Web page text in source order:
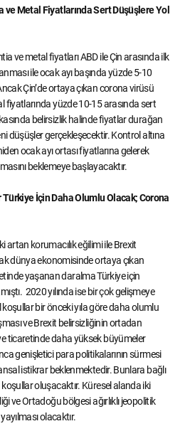
Metal Fiyatlarında Sert Düşüşlere Yol
ve metal fiyatları ABD ile Çin arasında ilk
ile ocak ayı başında yüzde 5-10
Çin’de ortaya çıkan corona virüsü
fiyatlarında yüzde 10-15 arasında sert
belirsizlik halinde fiyatlar durağan
düşüşler gerçekleşecektir. Kontrol altına
ocak ayı ortası fiyatlarına gelerek
beklemeye başlayacaktır.
Türkiye İçin Daha Olumlu Olacak; Corona
artan korumacılık eğilimi ile Brexit
dünya ekonomisinde ortaya çıkan
yaşanan daralma Türkiye için
2020 yılında ise bir çok gelişmeye
koşullar bir önceki yıla göre daha olumlu
ve Brexit belirsizliğinin ortadan
ticaretinde daha yüksek büyümeler
genişletici para politikalarının sürmesi
istikrar beklenmektedir. Bunlara bağlı
oluşacaktır. Küresel alanda iki
ve Ortadoğu bölgesi ağırlıklı jeopolitik
olacaktır.